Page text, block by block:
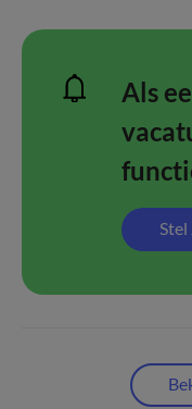
Als